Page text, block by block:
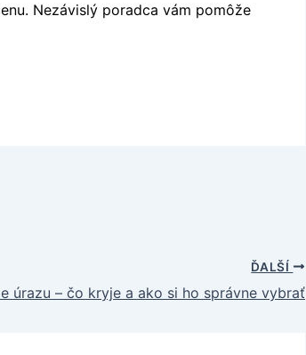
Nezávislý poradca vám pomôže
ĎALŠÍ
úrazu – čo kryje a ako si ho správne vybrať